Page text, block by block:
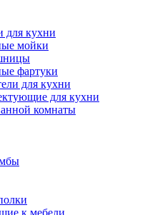
для кухни
мойки
фартуки
для кухни
для кухни
комнаты
к мебели